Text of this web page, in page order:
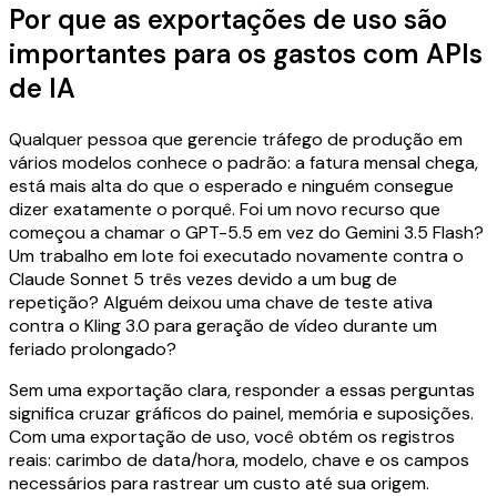
Por que as exportações de uso são
importantes para os gastos com APIs
de IA
Qualquer pessoa que gerencie tráfego de produção em
vários modelos conhece o padrão: a fatura mensal chega,
está mais alta do que o esperado e ninguém consegue
dizer exatamente o porquê. Foi um novo recurso que
começou a chamar o GPT-5.5 em vez do Gemini 3.5 Flash?
Um trabalho em lote foi executado novamente contra o
Claude Sonnet 5 três vezes devido a um bug de
repetição? Alguém deixou uma chave de teste ativa
contra o Kling 3.0 para geração de vídeo durante um
feriado prolongado?
Sem uma exportação clara, responder a essas perguntas
significa cruzar gráficos do painel, memória e suposições.
Com uma exportação de uso, você obtém os registros
reais: carimbo de data/hora, modelo, chave e os campos
necessários para rastrear um custo até sua origem.